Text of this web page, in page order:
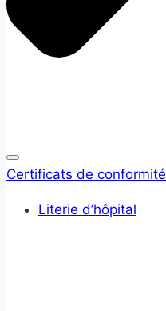
Certificats de conformité
Literie d’hôpital